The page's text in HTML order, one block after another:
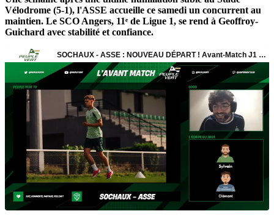
Vélodrome (5-1), l'ASSE accueille ce samedi un concurrent au
maintien. Le SCO Angers, 11ᵉ de Ligue 1, se rend à Geoffroy-
Guichard avec stabilité et confiance.